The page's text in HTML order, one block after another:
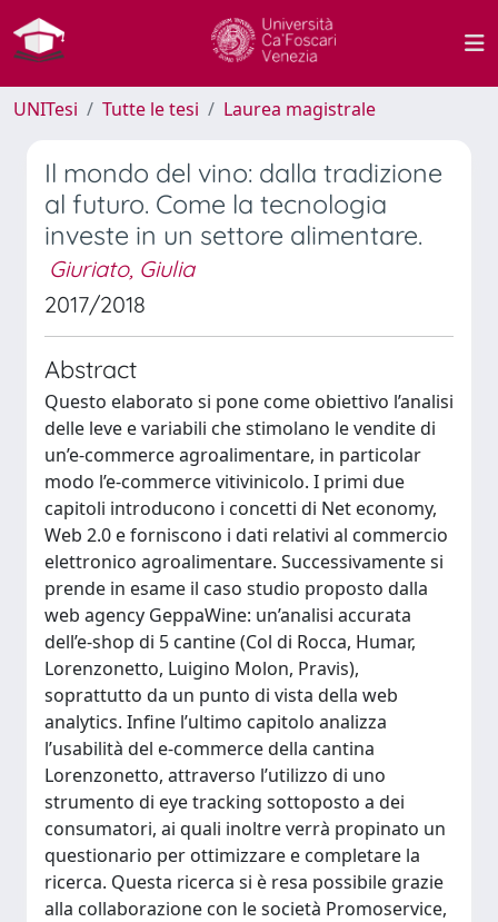
UNITesi Tutte le tesi Laurea magistrale
Il mondo del vino: dalla tradizione
al futuro. Come la tecnologia
investe in un settore alimentare.
Giuriato, Giulia
2017/2018
Abstract
Questo elaborato si pone come obiettivo l’analisi
delle leve e variabili che stimolano le vendite di
un’e-commerce agroalimentare, in particolar
modo l’e-commerce vitivinicolo. I primi due
capitoli introducono i concetti di Net economy,
Web 2.0 e forniscono i dati relativi al commercio
elettronico agroalimentare. Successivamente si
prende in esame il caso studio proposto dalla
web agency GeppaWine: un’analisi accurata
dell’e-shop di 5 cantine (Col di Rocca, Humar,
Lorenzonetto, Luigino Molon, Pravis),
soprattutto da un punto di vista della web
analytics. Infine l’ultimo capitolo analizza
l’usabilità del e-commerce della cantina
Lorenzonetto, attraverso l’utilizzo di uno
strumento di eye tracking sottoposto a dei
consumatori, ai quali inoltre verrà propinato un
questionario per ottimizzare e completare la
ricerca. Questa ricerca si è resa possibile grazie
alla collaborazione con le società Promoservice,